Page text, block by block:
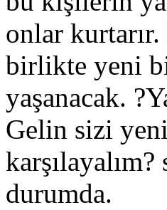
onlar
birlikte yeni
yaşanacak.
Gelin sizi
durumda.